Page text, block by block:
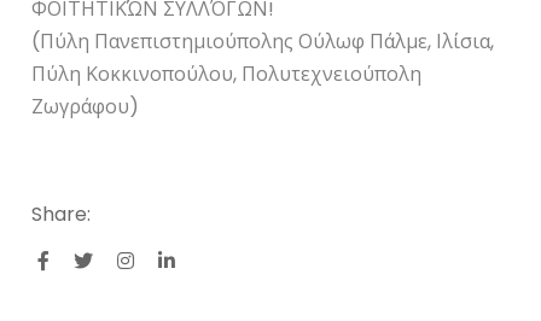
ΦΟΙΤΗΤΙΚΏΝ ΣΥΛΛΌΓΩΝ!
(Πύλη Πανεπιστημιούπολης Ούλωφ Πάλμε, Ιλίσια,
Πύλη Κοκκινοπούλου, Πολυτεχνειούπολη
Ζωγράφου)
Share: